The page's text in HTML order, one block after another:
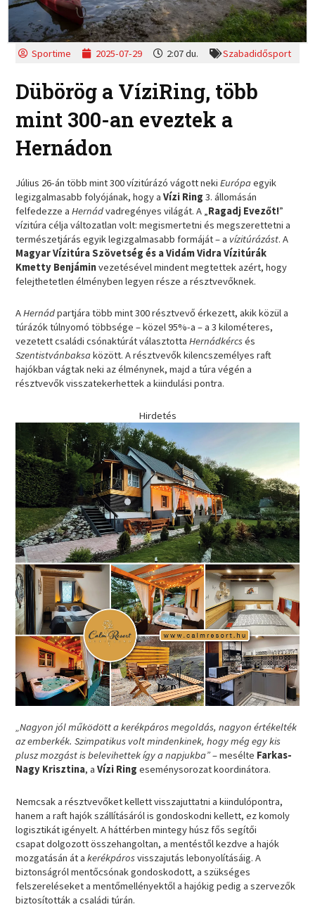
Sportime 2025-07-29 2:07 du. Szabadidősport
Dübörög a VíziRing, több
mint 300-an eveztek a
Hernádon
Július 26-án több mint 300 vízitúrázó vágott nekiEurópaegyik
legizgalmasabb folyójának, hogy aVízi Ring 3. állomásán
felfedezze aHernádvadregényes világát. A „Ragadj Evezőt!”
vízitúra célja változatlan volt: megismertetni és megszerettetni a
természetjárás egyik legizgalmasabb formáját – a vízitúrázást. A
Magyar Vízitúra Szövetség és a Vidám Vidra Vízitúrák
Kmetty Benjáminvezetésével mindent megtettek azért, hogy
felejthetetlen élményben legyen része a résztvevőknek.
AHernádpartjára több mint 300 résztvevő érkezett, akik közül a
túrázók túlnyomó többsége – közel 95%-a – a 3 kilométeres,
vezetett családi csónaktúrát választottaHernádkércsés
Szentistvánbaksaközött. A résztvevők kilencszemélyes raft
hajókban vágtak neki az élménynek, majd a túra végén a
résztvevők visszatekerhettek a kiindulási pontra.
Hirdetés
„Nagyon jól működött a kerékpáros megoldás, nagyon értékelték
az emberkék. Szimpatikus volt mindenkinek, hogy még egy kis
plusz mozgást is belevihettek így a napjukba”– mesélte Farkas-
Nagy Krisztina, aVízi Ring eseménysorozat koordinátora.
Nemcsak a résztvevőket kellett visszajuttatni a kiindulópontra,
hanem a raft hajók szállításáról is gondoskodni kellett, ez komoly
logisztikát igényelt. A háttérben mintegy húsz fős segítői
csapat dolgozott összehangoltan, a mentéstől kezdve a hajók
mozgatásán át akerékpárosvisszajutás lebonyolításáig. A
biztonságról mentőcsónak gondoskodott, a szükséges
felszereléseket a mentőmellényektől a hajókig pedig a szervezők
biztosították a családi túrán.